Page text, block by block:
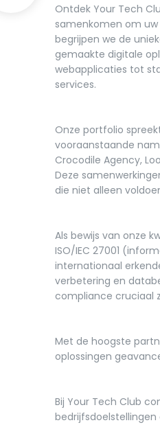
Ontdek Your Tech
samenkomen om
begrijpen we de
gemaakte digitale
webapplicaties tot
services.
Onze portfolio
vooraanstaande
Crocodile Agency,
Deze
die niet alleen
Als bewijs van onze
ISO/IEC 27001
internationaal
verbetering en
compliance cruciaal
Met de hoogste
oplossingen
Bij Your Tech Club